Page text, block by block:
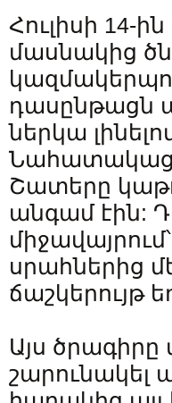
Հուլիսի 14-
մասնակից
դասընթացն
ներկա
Նահատակաց
Շատերը
անգամ էին:
սրահներից
ճաշկերույթ
Այս
շարունակել